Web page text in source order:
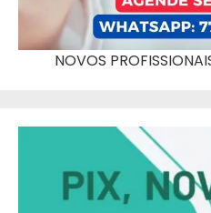
NOVOS